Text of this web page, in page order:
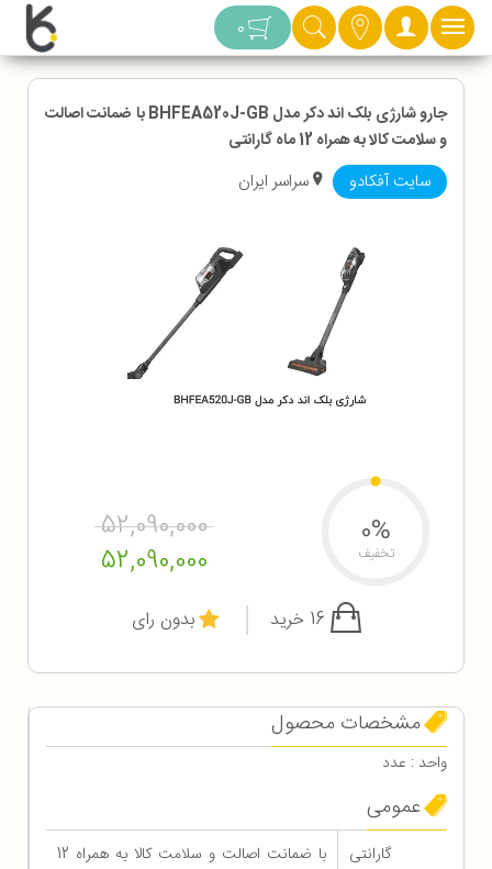
دسته بندی 0
جارو شارژی بلک اند دکر مدل BHFEA520J-GB با ضمانت اصالت
و سلامت کالا به همراه 12 ماه گارانتی
سایت آفکادو سراسر ایران
52,090,000
52,090,000
0%
تخفیف
بدون رای
مشخصات محصول
واحد : عدد
عمومی
گارانتی
با ضمانت اصالت و سلامت کالا به همراه 12